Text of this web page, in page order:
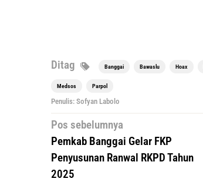
Ditag Banggai Bawaslu Hoax
Medsos Parpol
Penulis: Sofyan Labolo
Navigasi
pos
Pos sebelumnya
Pemkab Banggai Gelar FKP
Penyusunan Ranwal RKPD Tahun
2025